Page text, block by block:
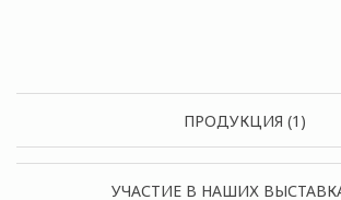
ПРОДУКЦИЯ (1)
УЧАСТИЕ В НАШИХ